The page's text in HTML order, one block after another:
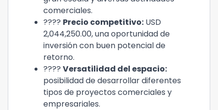
comerciales.
???? Precio competitivo: USD
2,044,250.00, una oportunidad de
inversión con buen potencial de
retorno.
???? Versatilidad del espacio:
posibilidad de desarrollar diferentes
tipos de proyectos comerciales y
empresariales.